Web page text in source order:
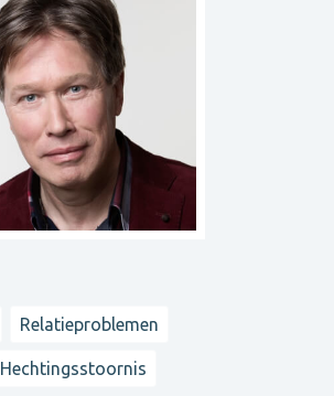
Relatieproblemen
Hechtingsstoornis